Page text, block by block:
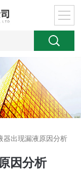
器出现漏液原因分析
因分析